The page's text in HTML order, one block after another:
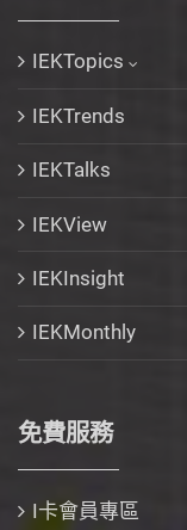
IEKTopics
IEKTrends
IEKTalks
IEKView
IEKInsight
IEKMonthly
免費服務
I卡會員專區